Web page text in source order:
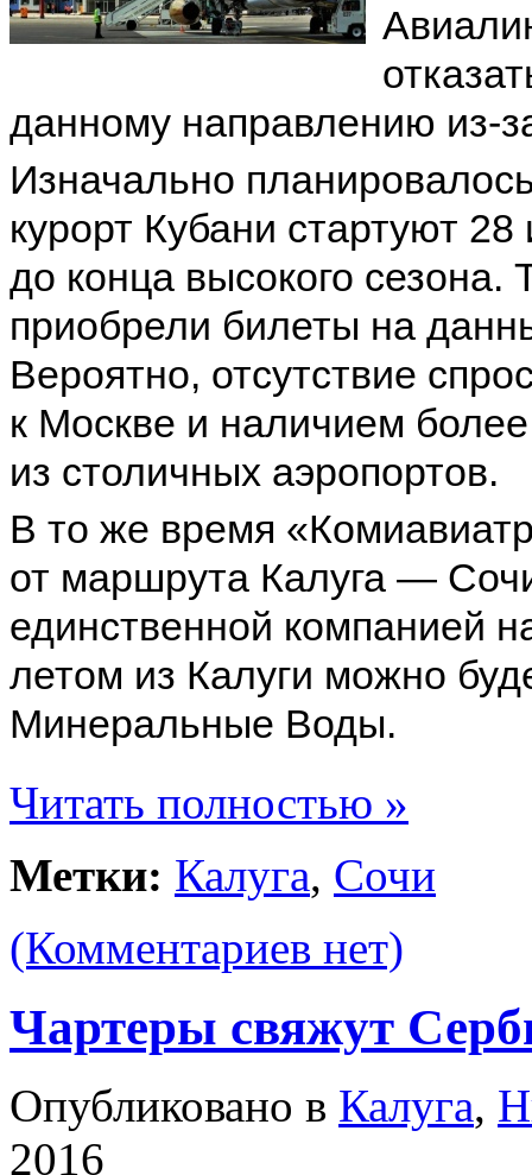
данному направлению из-
Изначально
курорт Кубани стартуют
до конца высокого
приобрели билеты на
Вероятно, отсутствие
к Москве и наличием
из столичных аэропортов.
В то же время
от маршрута Калуга —
единственной компанией
летом из Калуги можно
Минеральные Воды.
Читать полностью »
Метки: Калуга, Сочи
(Комментариев нет)
Чартеры свяжут
Опубликовано в Калуга,
2016